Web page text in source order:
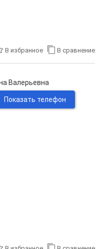
В избранное В сравнение
Валерьевна
Показать телефон